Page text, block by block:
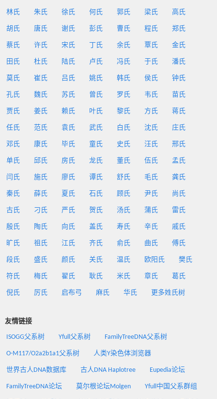
林氏 朱氏 徐氏 何氏 郭氏 梁氏 高氏
胡氏 唐氏 谢氏 彭氏 曹氏 程氏 郑氏
蔡氏 许氏 宋氏 丁氏 余氏 覃氏 金氏
田氏 杜氏 陆氏 卢氏 冯氏 于氏 潘氏
莫氏 崔氏 吕氏 姚氏 韩氏 侯氏 钟氏
孔氏 魏氏 苏氏 曾氏 罗氏 韦氏 苗氏
贾氏 姜氏 赖氏 叶氏 黎氏 方氏 蒋氏
任氏 范氏 袁氏 武氏 白氏 沈氏 庄氏
邓氏 康氏 毕氏 童氏 史氏 汪氏 邢氏
单氏 邱氏 房氏 龙氏 董氏 伍氏 孟氏
闫氏 施氏 廖氏 谭氏 舒氏 毛氏 龚氏
秦氏 薛氏 夏氏 石氏 顾氏 尹氏 尚氏
古氏 刁氏 严氏 贺氏 汤氏 蒲氏 雷氏
殷氏 陶氏 向氏 盖氏 寿氏 辛氏 戚氏
旷氏 祖氏 江氏 齐氏 俞氏 曲氏 傅氏
段氏 盛氏 颜氏 关氏 温氏 欧阳氏 樊氏
符氏 梅氏 翟氏 耿氏 米氏 章氏 葛氏
倪氏 厉氏 启布弓 麻氏 华氏 更多姓氏树
友情链接
ISOGG父系树 Yfull父系树 FamilyTreeDNA父系树
O-M117/O2a2b1a1父系树 人类Y染色体浏览器
世界古人DNA数据库 古人DNA Haplotree Eupedia论坛
FamilyTreeDNA论坛 莫尔根论坛Molgen Yfull中国父系群组